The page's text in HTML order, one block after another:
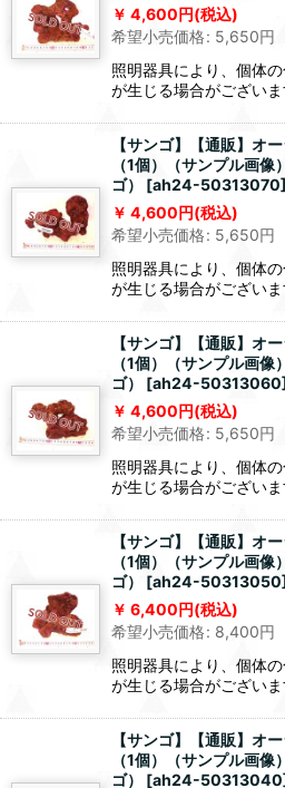
4,600円(税込)
希望小売価格: 5,650円
照明器具により、個体
が生じる場合がございま
【サンゴ】【通販】オ
（1個）（サンプル画
ゴ）
[ah24-50313070]
4,600円(税込)
希望小売価格: 5,650円
照明器具により、個体
が生じる場合がございま
【サンゴ】【通販】オ
（1個）（サンプル画
ゴ）
[ah24-50313060
4,600円(税込)
希望小売価格: 5,650円
照明器具により、個体
が生じる場合がございま
【サンゴ】【通販】オ
（1個）（サンプル画
ゴ）
[ah24-50313050
6,400円(税込)
希望小売価格: 8,400円
照明器具により、個体
が生じる場合がございま
【サンゴ】【通販】オ
（1個）（サンプル画
ゴ）
[ah24-50313040